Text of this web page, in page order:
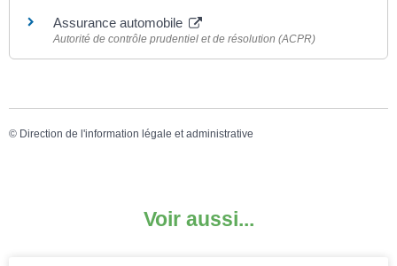
Assurance automobile
Autorité de contrôle prudentiel et de résolution (ACPR)
© Direction de l'information légale et administrative
Voir aussi...